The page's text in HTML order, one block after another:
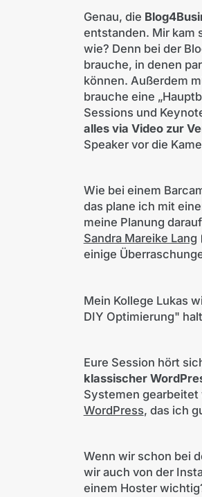
Genau, die
entstanden. Mir kam
wie? Denn bei der
brauche, in denen
können. Außerdem
brauche eine
Sessions und
alles via Video zur
Speaker vor die
Wie bei einem
das plane ich mit
meine Planung
Sandra Mareike Lang
einige
Mein Kollege Lukas
DIY Optimierung"
Eure Session hört
klassischer
Systemen gearbeitet
WordPress, das ich
Wenn wir schon bei
wir auch von der
einem Hoster